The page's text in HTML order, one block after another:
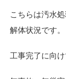
こちらは汚水
解体状況です。
工事完了に向